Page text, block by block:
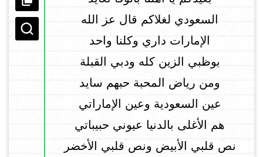
السعودي لغلاكم قال عز الله
الإمارات داري وكلنا واحد
بوظبي الزين كله ودبي القبلة
ومن رياض المحبة حبهم سايد
عين السعودية وعين الإماراتي
هم الأغلى بالدنيا عيوني حبيباتي
نص قلبي الأبيض ونص قلبي الأخضر